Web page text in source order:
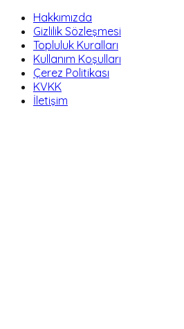
Hakkımızda
Gizlilik Sözleşmesi
Topluluk Kuralları
Kullanım Koşulları
Çerez Politikası
KVKK
İletişim